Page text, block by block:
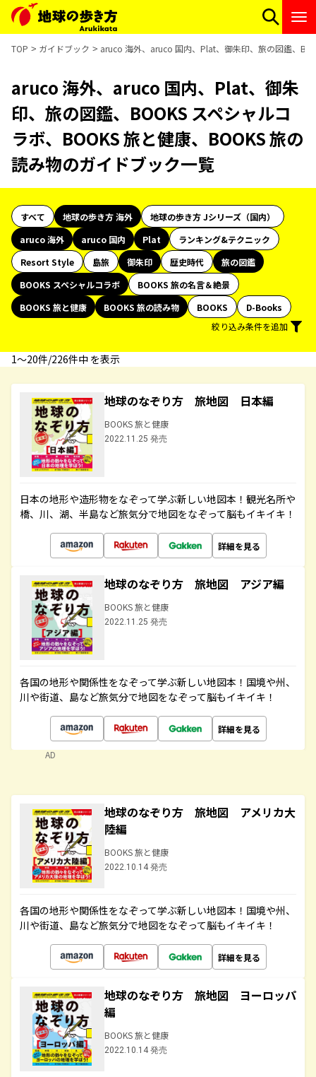
TOP ガイドブック aruco 海外、aruco 国内、Plat、御朱印、旅の図鑑、
aruco 海外、aruco 国内、Plat、御朱
印、旅の図鑑、BOOKS スペシャルコ
ラボ、BOOKS 旅と健康、BOOKS 旅の
読み物のガイドブック一覧
すべて 地球の歩き方 海外
地球の歩き方 Jシリーズ（国内）
aruco 海外
aruco 国内 Plat
ランキング&テクニック
Resort Style
島旅 御朱印 歴史時代
旅の図鑑
BOOKS スペシャルコラボ
BOOKS 旅の名言＆絶景
BOOKS 旅と健康
BOOKS 旅の読み物 BOOKS
D-Books
絞り込み条件を追加
1〜20件/226件中 を表示
地球のなぞり方 旅地図 日本編
BOOKS 旅と健康
2022.11.25 発売
日本の地形や造形物をなぞって学ぶ新しい地図本！観光名所や
橋、川、湖、半島など旅気分で地図をなぞって脳もイキイキ！
詳細を見る
地球のなぞり方 旅地図 アジア編
BOOKS 旅と健康
2022.11.25 発売
各国の地形や関係性をなぞって学ぶ新しい地図本！国境や州、
川や街道、島など旅気分で地図をなぞって脳もイキイキ！
詳細を見る
AD
地球のなぞり方 旅地図 アメリカ大
陸編
BOOKS 旅と健康
2022.10.14 発売
各国の地形や関係性をなぞって学ぶ新しい地図本！国境や州、
川や街道、島など旅気分で地図をなぞって脳もイキイキ！
詳細を見る
地球のなぞり方 旅地図 ヨーロッパ
編
BOOKS 旅と健康
2022.10.14 発売